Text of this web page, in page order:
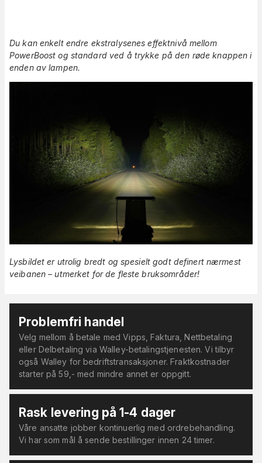
Du kan enkelt endre ekstralysenes effektnivå mellom
PowerBoost og standard ved å trykke på den røde knappen i
enden av lampen.
Lysbildet er utrolig bredt og spesielt godt definert nærmest
veibanen – utmerket for de fleste bruksområder!
Problemfri handel
Velg mellom å betale med Vipps, Faktura, Nettbetaling
eller Delbetaling via Walley-betalingstjenesten. Vi tilbyr
også Walley for bedriftstransaksjoner. Fraktkostnader
starter på 59,- med mindre annet er oppgitt.
Rask levering på 1-4 dager
Våre ansatte jobber kontinuerlig med ordrebehandling.
Vi har som mål å sende bestillinger innen 24 timer.